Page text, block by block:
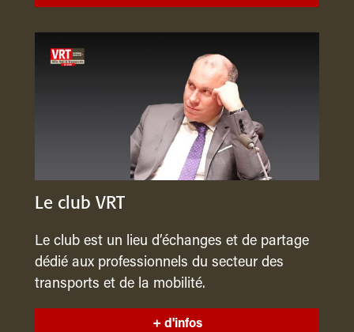
Le club VRT
Le club est un lieu d’échanges et de partage
dédié aux professionnels du secteur des
transports et de la mobilité.
+ d'infos